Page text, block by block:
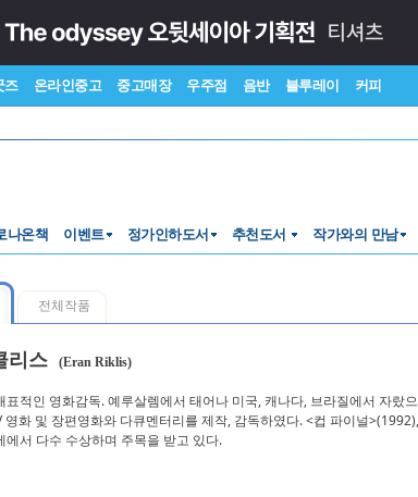
즈 온라인중고 중고매장 우주점 음반 블루레이 커피
나온책 이벤트 정가인하도서 추천도서 작가와의 만남
전체작품
리스 (Eran Riklis)
표적인 영화감독. 예루살렘에서 태어나 미국, 캐나다, 브라질에서 자랐
영화 및 장편영화와 다큐멘터리를 제작, 감독하였다. <컵 파이널
에서 다수 수상하며 주목을 받고 있다.